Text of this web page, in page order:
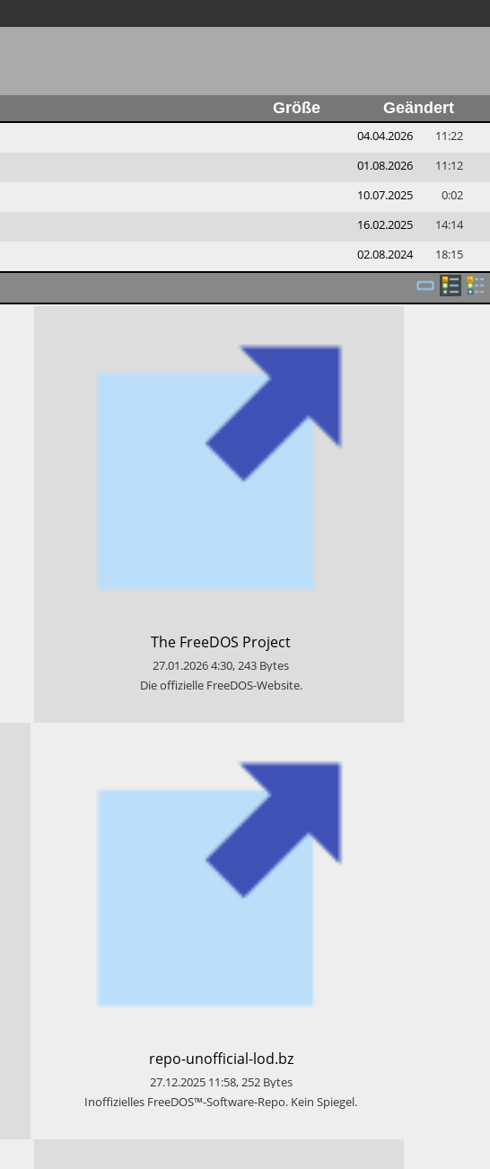
Größe Geändert
04.04.2026 11:22
01.08.2026 11:12
10.07.2025 0:02
16.02.2025 14:14
02.08.2024 18:15
​The FreeDOS Project
27.01.20264:30,243 Bytes
​Die offizielle FreeDOS-Website.
​repo-unofficial-lod.bz
27.12.2025 11:58,252 Bytes
​Inoffizielles FreeDOS™-Software-Repo. Kein Spiegel.